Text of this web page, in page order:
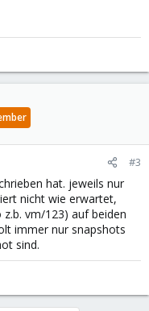
#3
hat. jeweils nur
nicht wie erwartet,
vm/123) auf beiden
immer nur snapshots
sind.